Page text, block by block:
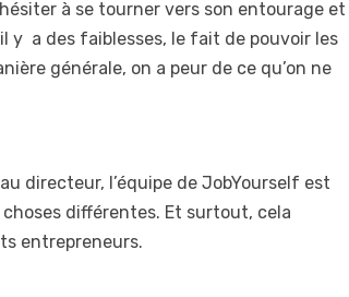
à se tourner vers son entourage et
y a des faiblesses, le fait de pouvoir les
générale, on a peur de ce qu’on ne
directeur, l’équipe de JobYourself est
différentes. Et surtout, cela
entrepreneurs.